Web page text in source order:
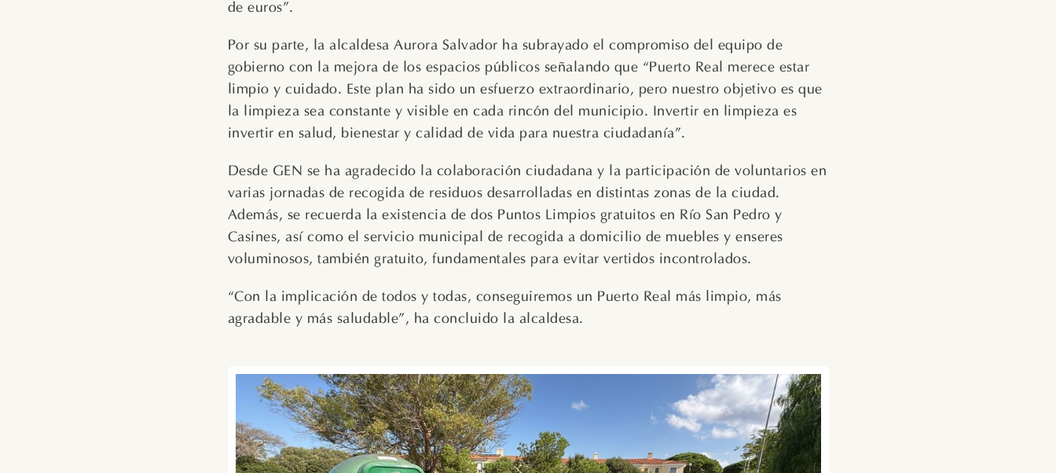
de euros”.
Por su parte, la alcaldesa Aurora Salvador ha subrayado el compromiso del equipo de
gobierno con la mejora de los espacios públicos señalando que “Puerto Real merece estar
limpio y cuidado. Este plan ha sido un esfuerzo extraordinario, pero nuestro objetivo es que
la limpieza sea constante y visible en cada rincón del municipio. Invertir en limpieza es
invertir en salud, bienestar y calidad de vida para nuestra ciudadanía”.
Desde GEN se ha agradecido la colaboración ciudadana y la participación de voluntarios en
varias jornadas de recogida de residuos desarrolladas en distintas zonas de la ciudad.
Además, se recuerda la existencia de dos Puntos Limpios gratuitos en Río San Pedro y
Casines, así como el servicio municipal de recogida a domicilio de muebles y enseres
voluminosos, también gratuito, fundamentales para evitar vertidos incontrolados.
“Con la implicación de todos y todas, conseguiremos un Puerto Real más limpio, más
agradable y más saludable”, ha concluido la alcaldesa.